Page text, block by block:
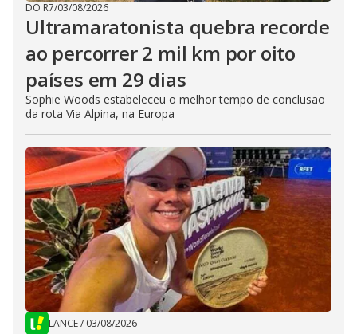
DO R7/03/08/2026
Ultramaratonista quebra recorde
ao percorrer 2 mil km por oito
países em 29 dias
Sophie Woods estabeleceu o melhor tempo de conclusão
da rota Via Alpina, na Europa
LANCE/ 03/08/2026